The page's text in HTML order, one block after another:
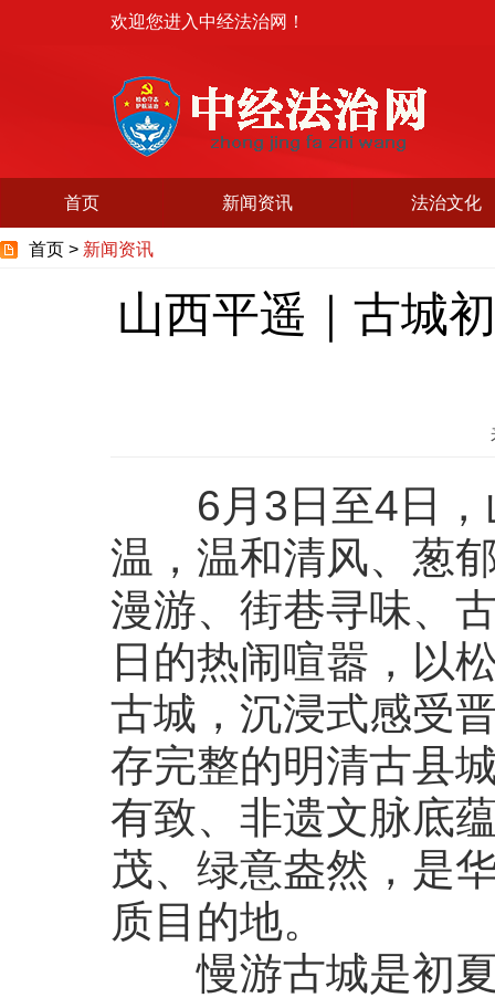
欢迎您进入中经法治网！
首页 新闻资讯 法治文化
首页 > 新闻资讯
山西平遥｜古城
6月3日至4日，
温，温和清风、葱
漫游、街巷寻味、
日的热闹喧嚣，以
古城，沉浸式感受
存完整的明清古县
有致、非遗文脉底
茂、绿意盎然，是
质目的地。
慢游古城是初夏